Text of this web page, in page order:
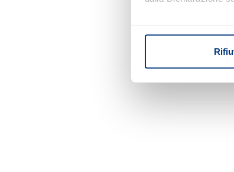
Identificare il
digitali).